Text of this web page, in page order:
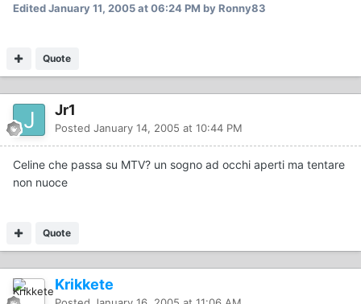
EditedJanuary 11, 2005 at 06:24 PM by Ronny83
Quote
Jr1
Posted January 14, 2005 at 10:44 PM
Celine che passa su MTV? un sogno ad occhi aperti ma tentare
non nuoce
Quote
Krikkete